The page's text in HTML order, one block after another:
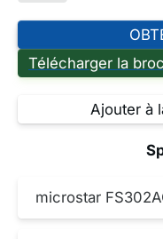
Télécharger la
Ajouter à
microstar